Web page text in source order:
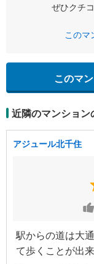
ぜひクチ
このマ
このマ
近隣のマンション
アジュール北千住
駅からの道は大
て歩くことが出来